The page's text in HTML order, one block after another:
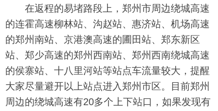
在返程的易堵路段上，郑州市周边绕城高速
的连霍高速柳林站、沟赵站、惠济站、机场高速
的郑州南站、京港澳高速的圃田站、郑东新区
站、郑少高速的郑州西南站、郑州西南绕城高速
的侯寨站、十八里河站等站点车流量较大，提醒
大家尽量避开以上站点进入郑州市区。目前郑州
周边的绕城高速有20多个上下站口，如果发现有